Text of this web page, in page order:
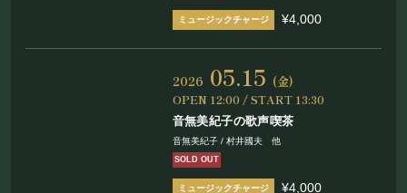
¥4,000
2026 05.15 (金)
OPEN 12:00 / START 13:30
音無美紀子の歌声喫茶
音無美紀子 / 村井國夫 他
SOLD OUT
¥4,000